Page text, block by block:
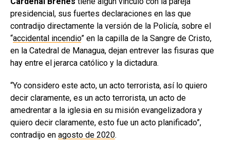
presidencial, sus fuertes declaraciones en las que
contradijo directamente la versión de la Policía, sobre el
“accidental incendio” en la capilla de la Sangre de Cristo,
en la Catedral de Managua, dejan entrever las fisuras que
hay entre el jerarca católico y la dictadura.
“Yo considero este acto, un acto terrorista, así lo quiero
decir claramente, es un acto terrorista, un acto de
amedrentar a la iglesia en su misión evangelizadora y
quiero decir claramente, esto fue un acto planificado”,
contradijo en agosto de 2020.